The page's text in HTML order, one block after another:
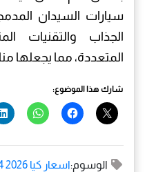
سيارات السيدان
الجذاب والتقنيات
المتعددة، مما يجعلها
شارك هذا الموضوع:
الوسوم:اسعار كيا K4 2026